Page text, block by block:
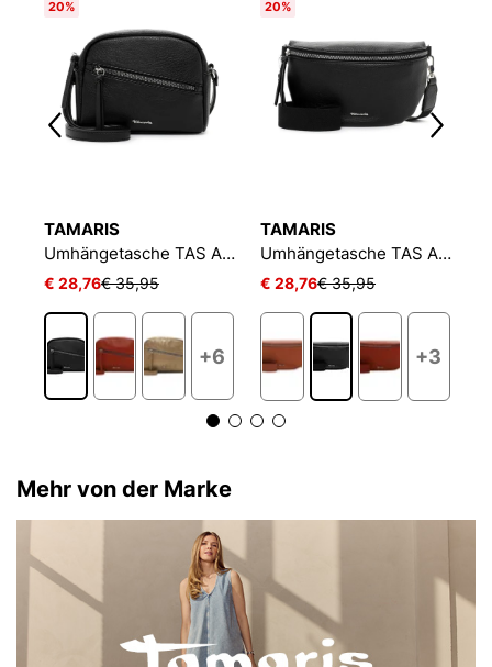
20%
TAMARIS
Umhängetasche TAS Alessia
€ 28,76€ 35,95
+6
20%
TAMARIS
Umhängetasche TAS Alessia
€ 28,76€ 35,95
+3
Mehr von der Marke